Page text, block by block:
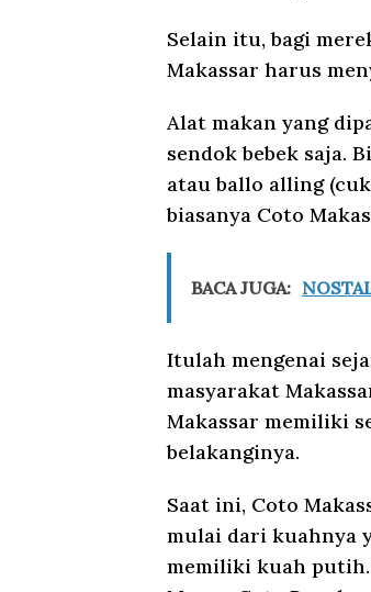
Selain itu, bagi
Makassar harus
Alat makan yang
sendok bebek saja.
atau ballo alling
biasanya Coto
BACA JUGA:
Itulah mengenai
masyarakat
Makassar memiliki
belakanginya.
Saat ini, Coto
mulai dari kuahnya
memiliki kuah putih.